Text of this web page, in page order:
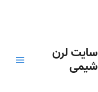
سایت لرن
شیمی